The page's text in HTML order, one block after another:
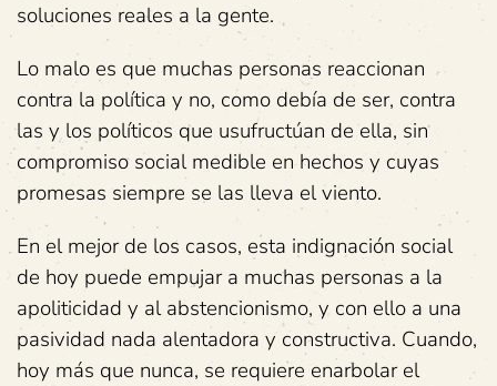
soluciones reales a la gente.
Lo malo es que muchas personas reaccionan
contra la política y no, como debía de ser, contra
las y los políticos que usufructúan de ella, sin
compromiso social medible en hechos y cuyas
promesas siempre se las lleva el viento.
En el mejor de los casos, esta indignación social
de hoy puede empujar a muchas personas a la
apoliticidad y al abstencionismo, y con ello a una
pasividad nada alentadora y constructiva. Cuando,
hoy más que nunca, se requiere enarbolar el